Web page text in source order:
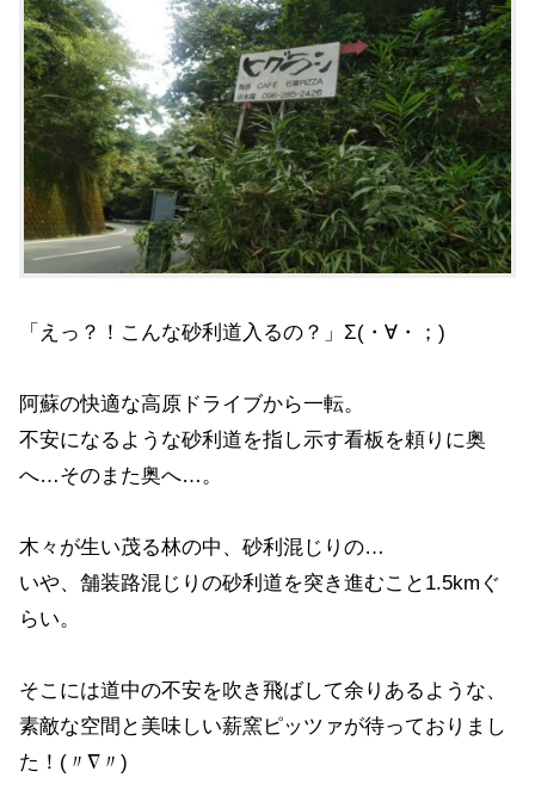
「えっ？！こんな砂利道入るの？」Σ(・∀・；)
阿蘇の快適な高原ドライブから一転。
不安になるような砂利道を指し示す看板を頼りに奥
へ…そのまた奥へ…。
木々が生い茂る林の中、砂利混じりの…
いや、舗装路混じりの砂利道を突き進むこと1.5kmぐ
らい。
そこには道中の不安を吹き飛ばして余りあるような、
素敵な空間と美味しい薪窯ピッツァが待っておりまし
た！(〃∇〃)